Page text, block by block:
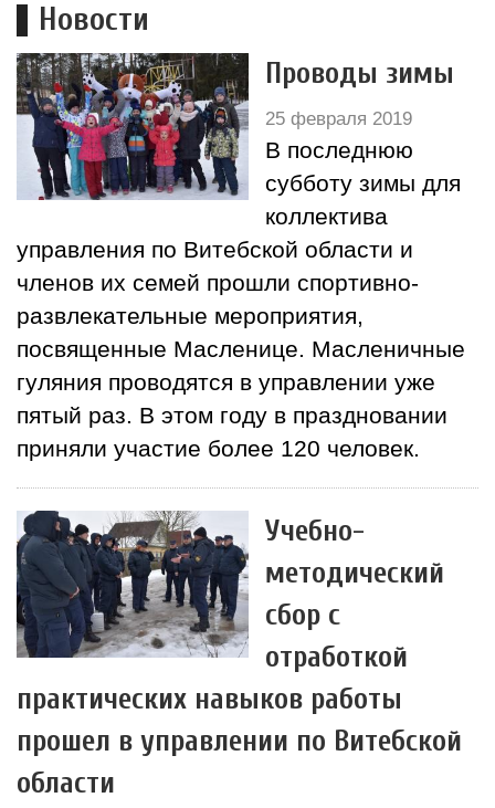
Новости
Проводы зимы
25 февраля 2019
В последнюю
субботу зимы для
коллектива
управления по Витебской области и
членов их семей прошли спортивно-
развлекательные мероприятия,
посвященные Масленице. Масленичные
гуляния проводятся в управлении уже
пятый раз. В этом году в праздновании
приняли участие более 120 человек.
Учебно-
методический
сбор с
отработкой
практических навыков работы
прошел в управлении по Витебской
области